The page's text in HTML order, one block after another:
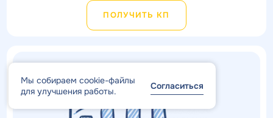
ПОЛУЧИТЬ КП
Мы собираем cookie-файлы
для улучшения работы.
Согласиться